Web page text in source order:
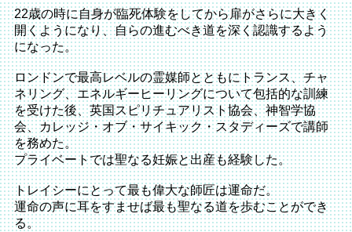
22歳の時に自身が臨死体験をしてから扉がさらに大きく
開くようになり、自らの進むべき道を深く認識するよう
になった。
ロンドンで最高レベルの霊媒師とともにトランス、チャ
ネリング、エネルギーヒーリングについて包括的な訓練
を受けた後、英国スピリチュアリスト協会、神智学協
会、カレッジ・オブ・サイキック・スタディーズで講師
を務めた。
プライベートでは聖なる妊娠と出産も経験した。
トレイシーにとって最も偉大な師匠は運命だ。
運命の声に耳をすませば最も聖なる道を歩むことができ
る。